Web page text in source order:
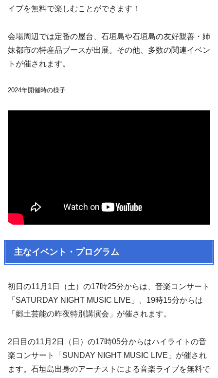
イブを無料で楽しむことができます！
会場周辺では定番の屋台、石垣島や石垣島の友好親善・姉
妹都市の特産品ブースが出展。その他、多数の関連イベン
トが催されます。
2024年開催時の様子
主なイベント・プログラム
初日の11月1日（土）の17時25分からは、音楽コンサート
「SATURDAY NIGHT MUSIC LIVE」、19時15分からは
「郷土芸能の昨夜特別講演会」が催されます。
2日目の11月2日（日）の17時05分からはハイライトの音
楽コンサート「SUNDAY NIGHT MUSIC LIVE」が催され
ます。石垣島出身のアーチストによる音楽ライブを無料で